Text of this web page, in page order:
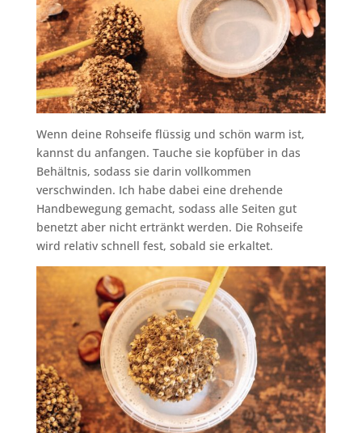
Wenn deine Rohseife flüssig und schön warm ist,
kannst du anfangen. Tauche sie kopfüber in das
Behältnis, sodass sie darin vollkommen
verschwinden. Ich habe dabei eine drehende
Handbewegung gemacht, sodass alle Seiten gut
benetzt aber nicht ertränkt werden. Die Rohseife
wird relativ schnell fest, sobald sie erkaltet.